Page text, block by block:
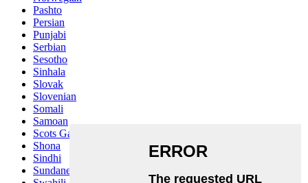
Pashto
Persian
Punjabi
Serbian
Sesotho
Sinhala
Slovak
Slovenian
Somali
Samoan
Scots Gaelic
Shona
Sindhi
Sundanese